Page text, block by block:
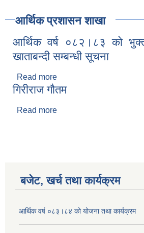
आर्थिक प्रशासन शाखा
आर्थिक वर्ष ०८२।८३ को
खाताबन्दी सम्बन्धी सूचना
Read more
खाताबन्दी सम्बन्धी सूचना
गिरीराज गौतम
Read more
बजेट, खर्च तथा कार्यक्रम
आर्थिक वर्ष ०८३।८४ को योजना तथा कार्यक्रम